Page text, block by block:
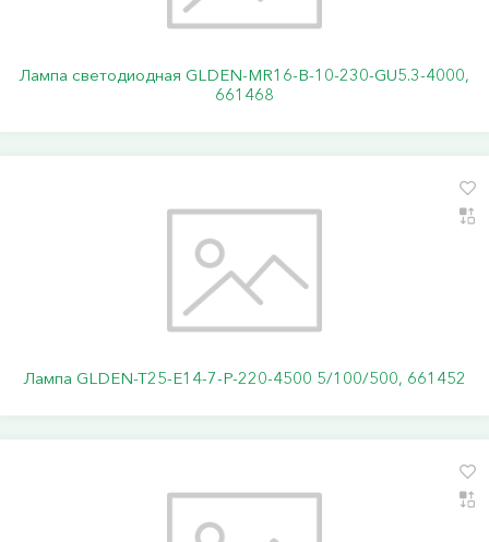
Лампа светодиодная GLDEN-MR16-B-10-230-GU5.3-4000,
661468
Лампа GLDEN-T25-E14-7-P-220-4500 5/100/500, 661452